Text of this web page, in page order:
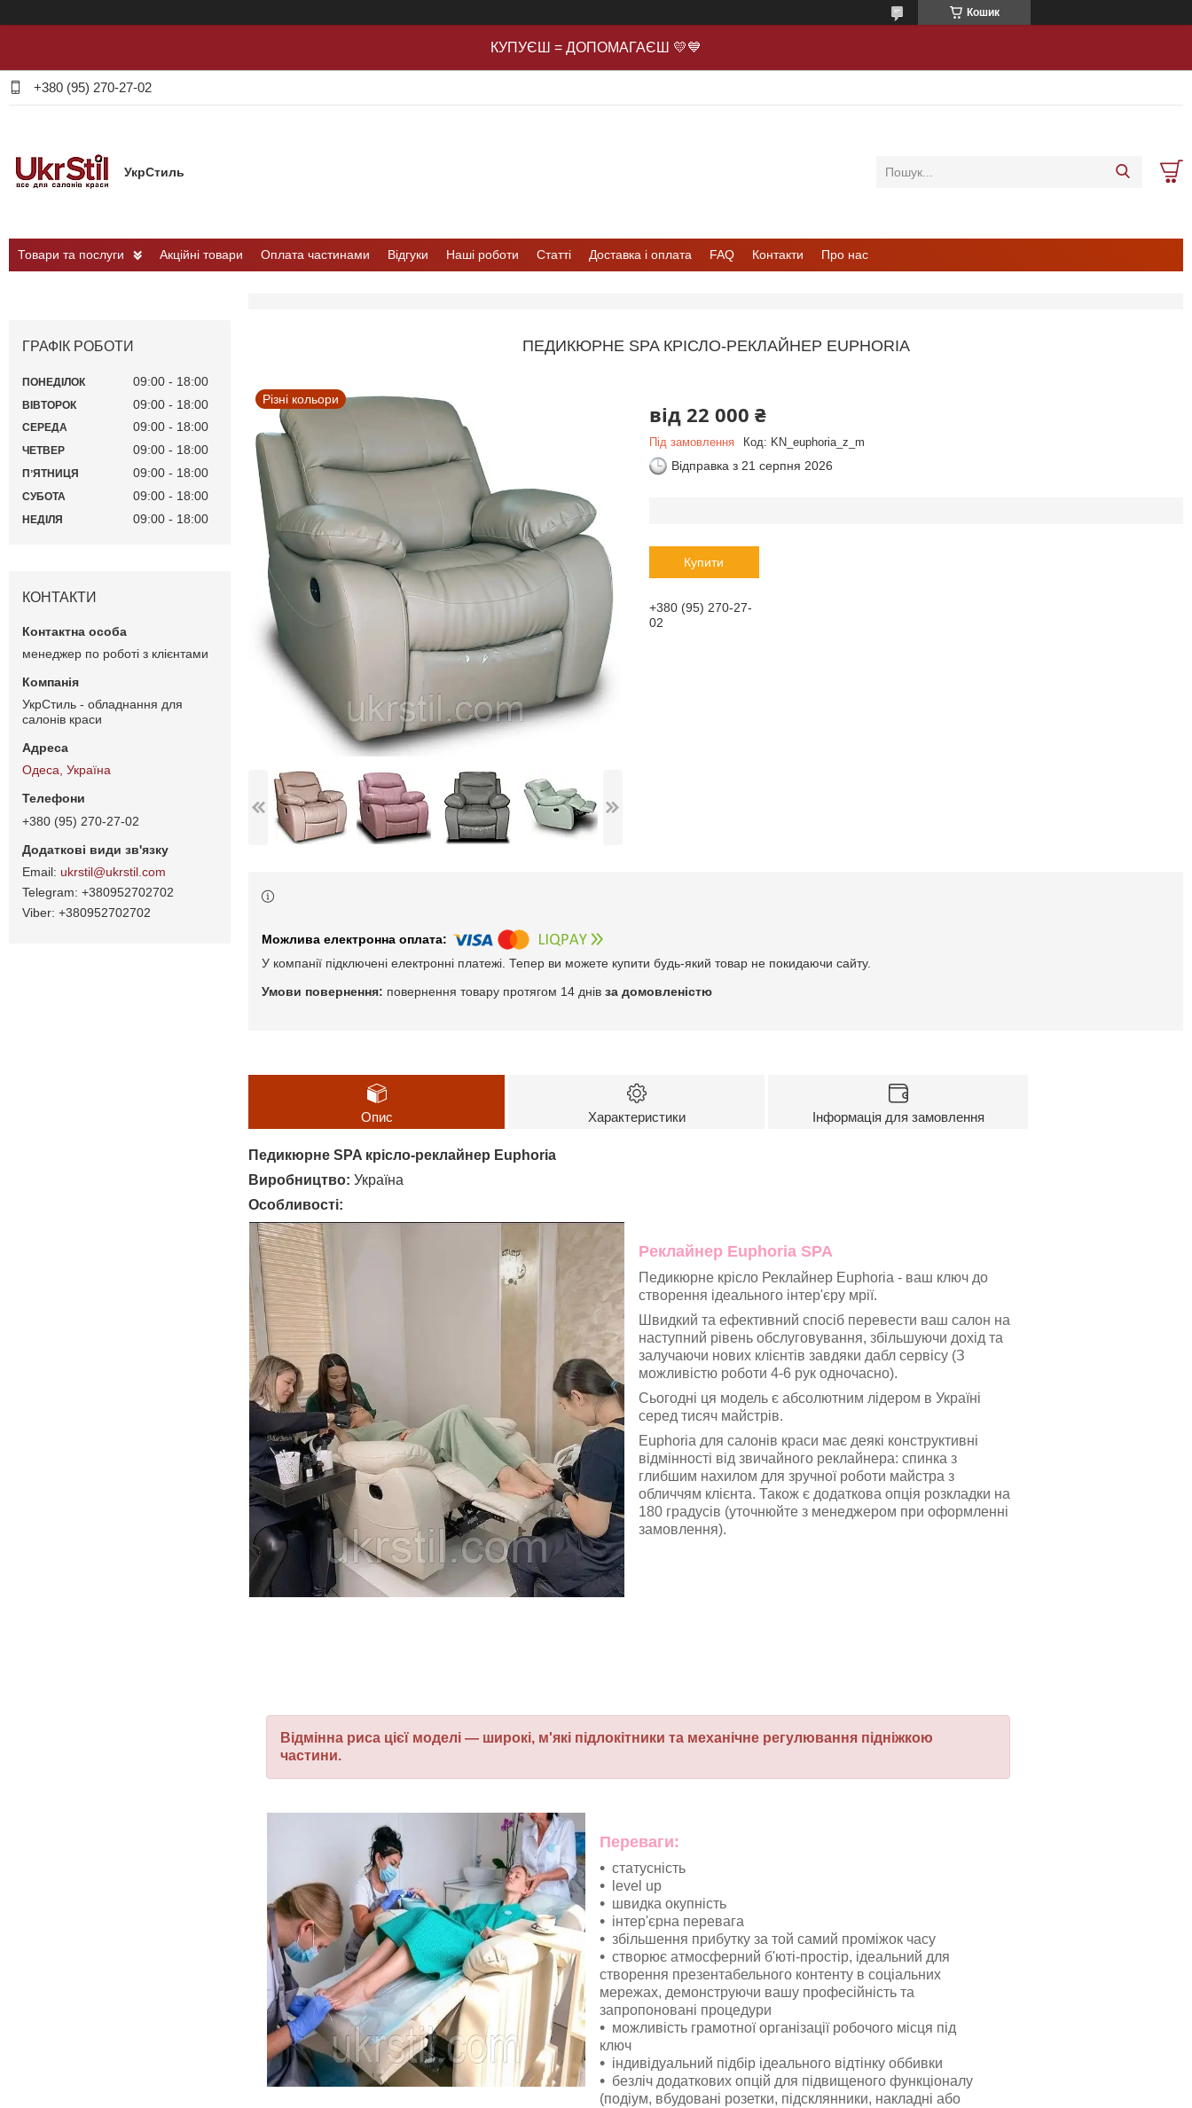
Кошик
КУПУЄШ = ДОПОМАГАЄШ 💛💙
+380 (95) 270-27-02
УкрСтиль
Товари та послуги Акційні товари Оплата частинами Відгуки Наші роботи Статті Доставка і оплата FAQ Контакти Про нас
ПЕДИКЮРНЕ SPA КРІСЛО-РЕКЛАЙНЕР EUPHORIA
Різні кольори
від 22 000 ₴
Під замовлення Код: KN_euphoria_z_m
Відправка з 21 серпня 2026
Купити
+380 (95) 270-27-
02
У компанії підключені електронні платежі. Тепер ви можете купити будь-який товар не покидаючи сайту.
повернення товару протягом 14 днів за домовленістю
Опис Характеристики Інформація для замовлення
Педикюрне SPA крісло-реклайнер Euphoria
Виробництво: Україна
Особливості:
Реклайнер Euphoria SPA
Педикюрне крісло Реклайнер Euphoria - ваш ключ до
створення ідеального інтер'єру мрії.
Швидкий та ефективний спосіб перевести ваш салон на
наступний рівень обслуговування, збільшуючи дохід та
залучаючи нових клієнтів завдяки дабл сервісу (З
можливістю роботи 4-6 рук одночасно).
Сьогодні ця модель є абсолютним лідером в Україні
серед тисяч майстрів.
Euphoria для салонів краси має деякі конструктивні
відмінності від звичайного реклайнера: спинка з
глибшим нахилом для зручної роботи майстра з
обличчям клієнта. Також є додаткова опція розкладки на
180 градусів (уточнюйте з менеджером при оформленні
замовлення).
Відмінна риса цієї моделі — широкі, м'які підлокітники та механічне регулювання підніжкою
частини.
Переваги:
статусність
level up
швидка окупність
інтер'єрна перевага
збільшення прибутку за той самий проміжок часу
створює атмосферний б'юті-простір, ідеальний для
створення презентабельного контенту в соціальних
мережах, демонструючи вашу професійність та
запропоновані процедури
можливість грамотної організації робочого місця під
ключ
індивідуальний підбір ідеального відтінку оббивки
безліч додаткових опцій для підвищеного функціоналу
(подіум, вбудовані розетки, підсклянники, накладні або
ГРАФІК РОБОТИ
ПОНЕДІЛОК 09:00 18:00
ВІВТОРОК 09:00 18:00
СЕРЕДА 09:00 18:00
ЧЕТВЕР 09:00 18:00
ПʼЯТНИЦЯ 09:00 18:00
СУБОТА 09:00 18:00
НЕДІЛЯ 09:00 18:00
КОНТАКТИ
менеджер по роботі з клієнтами
УкрСтиль - обладнання для
салонів краси
Одеса, Україна
+380 (95) 270-27-02
ukrstil@ukrstil.com
+380952702702
+380952702702